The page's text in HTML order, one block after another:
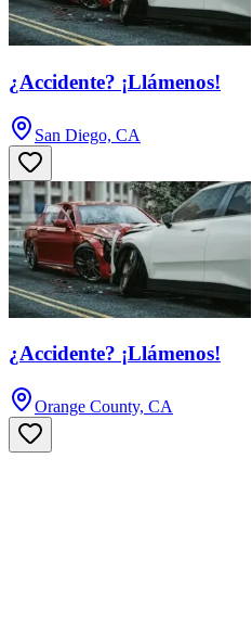
¿Accidente? ¡Llámenos!
San Diego, CA
¿Accidente? ¡Llámenos!
Orange County, CA